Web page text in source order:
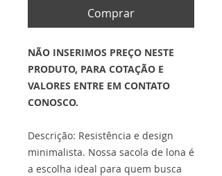
Comprar
NÃO INSERIMOS PREÇO NESTE
PRODUTO, PARA COTAÇÃO E
VALORES ENTRE EM CONTATO
CONOSCO.
Descrição: Resistência e design
minimalista. Nossa sacola de lona é
a escolha ideal para quem busca